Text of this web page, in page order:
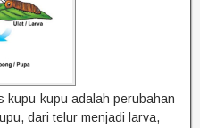
kupu-kupu adalah perubahan
dari telur menjadi larva,